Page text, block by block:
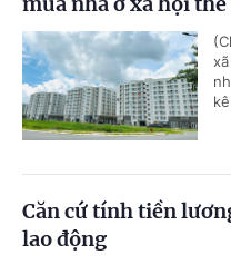
Căn cứ tính tiền
lao động